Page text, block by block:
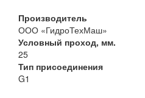
Производитель
ООО «ГидроТехМаш»
Условный проход, мм.
25
Тип присоединения
G1